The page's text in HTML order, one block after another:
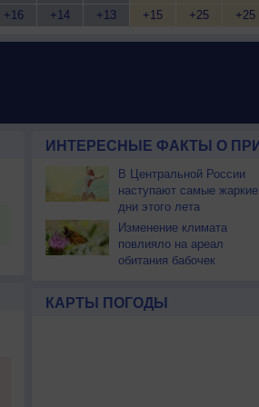
+16
+14
+13
+15
+25
+25
ИНТЕРЕСНЫЕ ФАКТЫ О
В Центральной России
наступают самые жаркие
дни этого лета
Изменение климата
повлияло на ареал
обитания бабочек
КАРТЫ ПОГОДЫ